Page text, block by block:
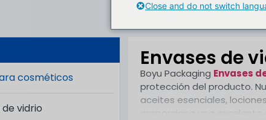
cosméticos
vidrio
Envases de
Boyu Packaging Envases
protección del producto.
aceites esenciales,
proporciona una
Close and do not switch